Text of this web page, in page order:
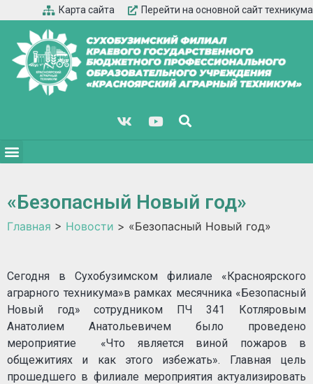
Карта сайта Перейти на основной сайт техникума
«Безопасный Новый год»
Главная > Новости > «Безопасный Новый год»
Сегодня в Сухобузимском филиале «Красноярского
аграрного техникума»в рамках месячника «Безопасный
Новый год» сотрудником ПЧ 341 Котляровым
Анатолием Анатольевичем было проведено
мероприятие «Что является виной пожаров в
общежитиях и как этого избежать». Главная цель
прошедшего в филиале мероприятия актуализировать